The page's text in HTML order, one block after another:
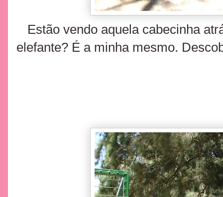
Estão vendo aquela cabecinha
elefante? É a minha mesmo.